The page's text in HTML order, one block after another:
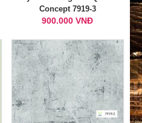
Concept 7919-3
900.000 VNĐ